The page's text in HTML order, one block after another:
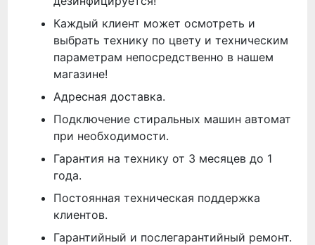
Каждый клиент может осмотреть и
выбрать технику по цвету и техническим
параметрам непосредственно в нашем
магазине!
Адресная доставка.
Подключение стиральных машин автомат
при необходимости.
Гарантия на технику от 3 месяцев до 1
года.
Постоянная техническая поддержка
клиентов.
Гарантийный и послегарантийный ремонт.